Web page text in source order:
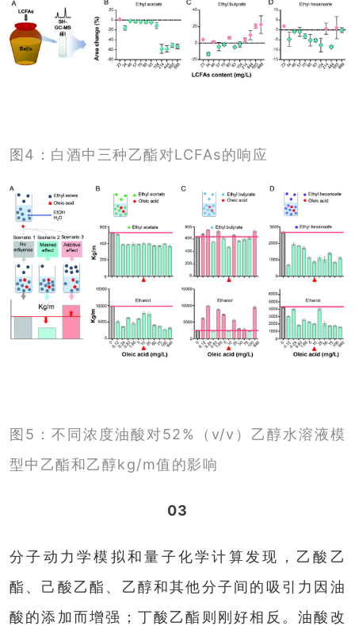
图4：白酒中三种乙酯对LCFAs的响应
图5：不同浓度油酸对52%（v/v）乙醇水溶液模
型中乙酯和乙醇kg/m值的影响
03
分子动力学模拟和量子化学计算发现，乙酸乙
酯、己酸乙酯、乙醇和其他分子间的吸引力因油
酸的添加而增强；丁酸乙酯则刚好相反。油酸改